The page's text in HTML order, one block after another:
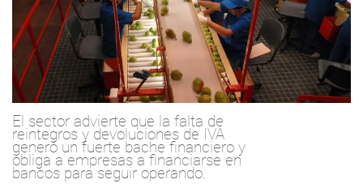
El sector advierte que la falta de
reintegros y devoluciones de IVA
generó un fuerte bache financiero y
obliga a empresas a financiarse en
bancos para seguir operando.